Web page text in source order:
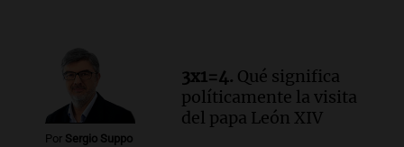
Audio.
Movilización frente al Congreso
por tierras se mantiene pese a
temporales y cambios legislativos
Panorama Federal
Por Sergio Suppo
3x1=4. Qué significa
políticamente la visita
del papa León XIV